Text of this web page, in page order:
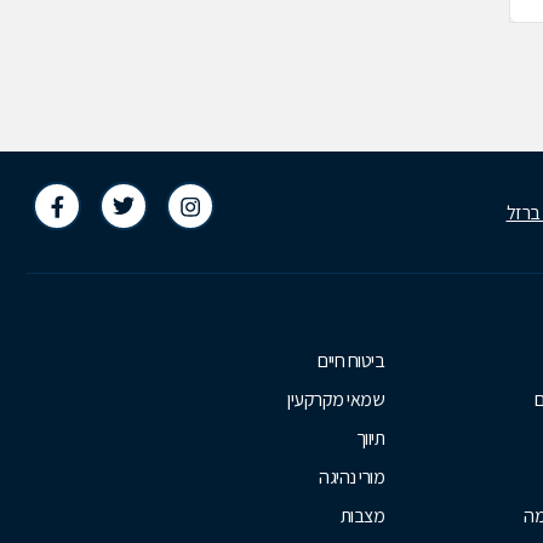
ביטוח חיים
שמאי מקרקעין
תיווך
מורי נהיגה
מצבות